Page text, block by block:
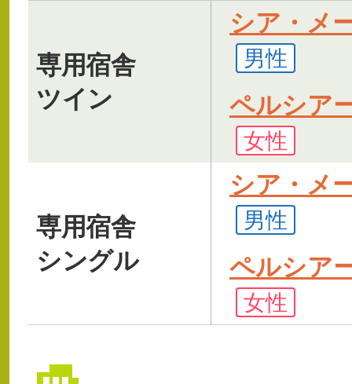
専用宿舎
ツイン
シア・メ
男性
ペルシア
女性
専用宿舎
シングル
シア・メ
男性
ペルシア
女性